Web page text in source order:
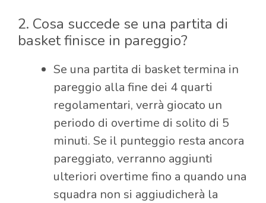
2. Cosa succede se una partita di
basket finisce in pareggio?
Se una partita di basket termina in
pareggio alla fine dei 4 quarti
regolamentari, verrà giocato un
periodo di overtime di solito di 5
minuti. Se il punteggio resta ancora
pareggiato, verranno aggiunti
ulteriori overtime fino a quando una
squadra non si aggiudicherà la